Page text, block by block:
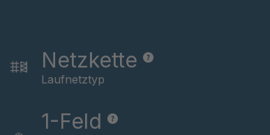
Netzkette
Laufnetztyp
1-Feld